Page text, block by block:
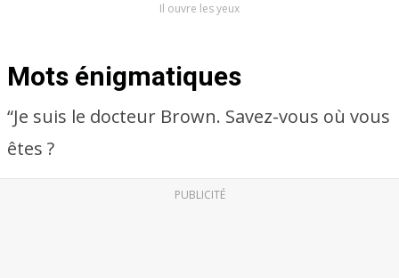
Il ouvre les yeux
Mots énigmatiques
“Je suis le docteur Brown. Savez-vous où vous
êtes ?
PUBLICITÉ